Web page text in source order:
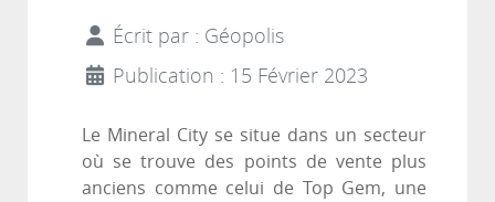
Écrit par : Géopolis
Publication : 15 Février 2023
Le Mineral City se situe dans un secteur
où se trouve des points de vente plus
anciens comme celui de Top Gem, une